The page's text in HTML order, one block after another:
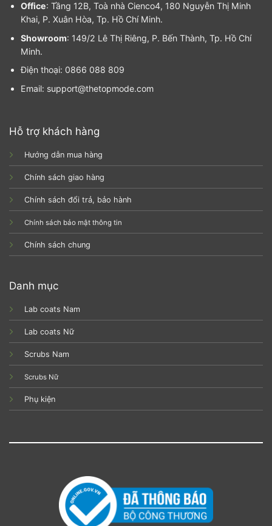
Office: Tầng 12B, Toà nhà Cienco4, 180 Nguyễn Thị Minh
Khai, P. Xuân Hòa, Tp. Hồ Chí Minh.
Showroom: 149/2 Lê Thị Riêng, P. Bến Thành, Tp. Hồ Chí
Minh.
Điện thoại: 0866 088 809
Email: support@thetopmode.com
Hỗ trợ khách hàng
Hướng dẫn mua hàng
Chính sách giao hàng
Chính sách đổi trả, bảo hành
Chính sách bảo mật thông tin
Chính sách chung
Danh mục
Lab coats Nam
Lab coats Nữ
Scrubs Nam
Scrubs Nữ
Phụ kiện